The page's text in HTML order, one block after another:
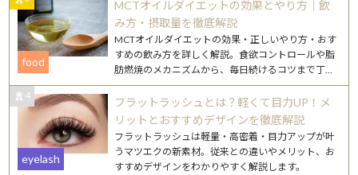
MCTオイルダイエットの効果とやり方｜飲
み方・摂取量を徹底解説
food
MCTオイルダイエットの効果・正しいやり方・おす
すめの飲み方を詳しく解説。食欲コントロールや脂
肪燃焼のメカニズムから、毎日続けるコツまで丁寧
にご紹介します。
4
フラットラッシュとは？軽くて目力UP！メ
リットとおすすめデザインを徹底解説
eyelash
フラットラッシュは軽量・高密着・目力アップが叶
うマツエクの新素材。従来との違いやメリット、お
すすめデザインをわかりやすく解説します。